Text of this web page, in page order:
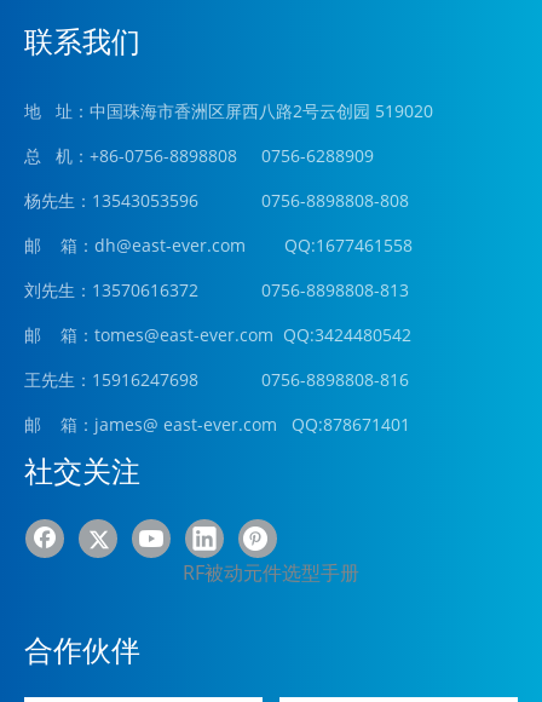
联系我们
地 址：中国珠海市香洲区屏西八路2号云创园 519020
总 机：+86-0756-8898808 0756-6288909
杨先生：13543053596 0756-8898808-808
邮 箱： dh@east-ever.com QQ:1677461558
刘先生：13570616372 0756-8898808-813
邮 箱：tomes@east-ever.com QQ:3424480542
王先生：15916247698 0756-8898808-816
邮 箱：james@ east-ever.com QQ:878671401
社交关注
RF被动元件选型手册
合作伙伴